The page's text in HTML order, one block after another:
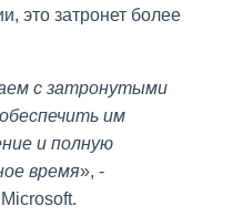
это затронет более
с затронутыми
им
и полную
время», -